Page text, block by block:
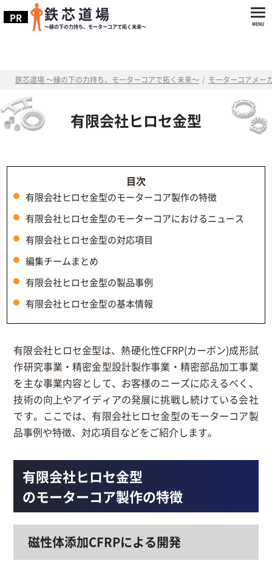
鉄芯道場
～縁の下の力持ち、モーターコアで拓く未来～
鉄芯道場 ～縁の下の力持ち、モーターコアで拓く未来～ / モーターコアメー
有限会社ヒロセ金型
有限会社ヒロセ金型のモーターコア製作の特徴
有限会社ヒロセ金型のモーターコアにおけるニュース
有限会社ヒロセ金型の対応項目
編集チームまとめ
有限会社ヒロセ金型の製品事例
有限会社ヒロセ金型の基本情報
有限会社ヒロセ金型は、熱硬化性CFRP(カーボン)成形試
作研究事業・精密金型設計製作事業・精密部品加工事業
を主な事業内容として、お客様のニーズに応えるべく、
技術の向上やアイディアの発展に挑戦し続けている会社
です。ここでは、有限会社ヒロセ金型のモーターコア製
品事例や特徴、対応項目などをご紹介します。
有限会社ヒロセ金型
のモーターコア製作の特徴
磁性体添加CFRPによる開発